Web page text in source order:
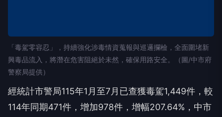
「毒駕零容忍」，持續強化涉毒情資蒐報與巡邏攔檢，全面圍堵新
興毒品流入，將潛在危害阻絕於未然，確保用路安全。（圖/中市府
警察局提供）
經統計市警局115年1月至7月已查獲毒駕1,449件，較
114年同期471件，增加978件，增幅207.64%，中市